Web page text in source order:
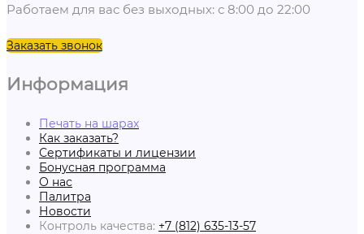
Работаем для вас без выходных: с 8:00 до 22:00
Заказать звонок
Информация
Печать на шарах
Как заказать?
Сертификаты и лицензии
Бонусная программа
О нас
Палитра
Новости
Контроль качества: +7 (812) 635-13-57